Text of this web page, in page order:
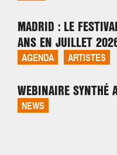
MADRID : LE
ANS EN JUILLET
AGENDA ARTISTES
WEBINAIRE SYNTHÉ
NEWS